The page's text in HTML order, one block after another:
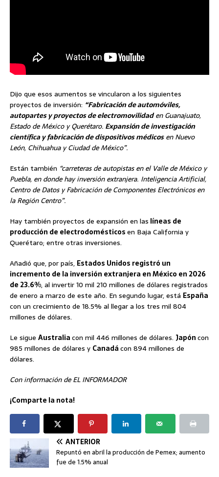
Dijo que esos aumentos se vincularon a los siguientes
proyectos de inversión: “Fabricación de automóviles,
autopartes y proyectos de electromovilidaden Guanajuato,
Estado de México y Querétaro. Expansión de investigación
científica y fabricación de dispositivos médicosen Nuevo
León, Chihuahua y Ciudad de México”.
Están también “carreteras de autopistas en el Valle de México y
Puebla, en donde hay inversión extranjera. Inteligencia Artificial,
Centro de Datos y Fabricación de Componentes Electrónicos en
la Región Centro”.
Hay también proyectos de expansión en las líneas de
producción de electrodomésticosen Baja California y
Querétaro; entre otras inversiones.
Añadió que, por país, Estados Unidos registró un
incremento de la inversión extranjera en México en 2026
de 23.6%, al invertir 10 mil 210 millones de dólares registrados
de enero a marzo de este año. En segundo lugar, está España
con un crecimiento de 18.5% al llegar a los tres mil 804
millones de dólares.
Le sigue Australiacon mil 446 millones de dólares. Japóncon
985 millones de dólares y Canadácon 894 millones de
dólares.
Con información de EL INFORMADOR
¡Comparte la nota!
ANTERIOR
Repuntó en abril la producción de Pemex; aumento
fue de 1.5% anual